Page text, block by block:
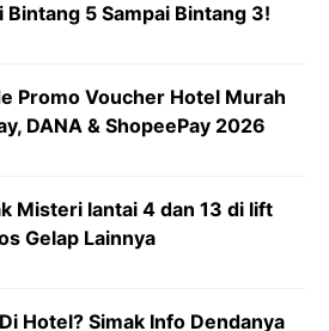
Bintang 5 Sampai Bintang 3!
Promo Voucher Hotel Murah
DANA & ShopeePay 2026
Misteri lantai 4 dan 13 di lift
Gelap Lainnya
Hotel? Simak Info Dendanya